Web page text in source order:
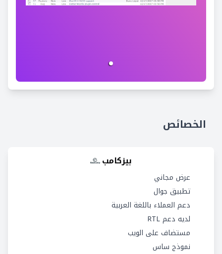
الخصائص
بيزكامب
عرض مجاني
تطبيق جوال
دعم العملاء باللغة العربية
لديه دعم RTL
مستضاف على الويب
نموذج ساس